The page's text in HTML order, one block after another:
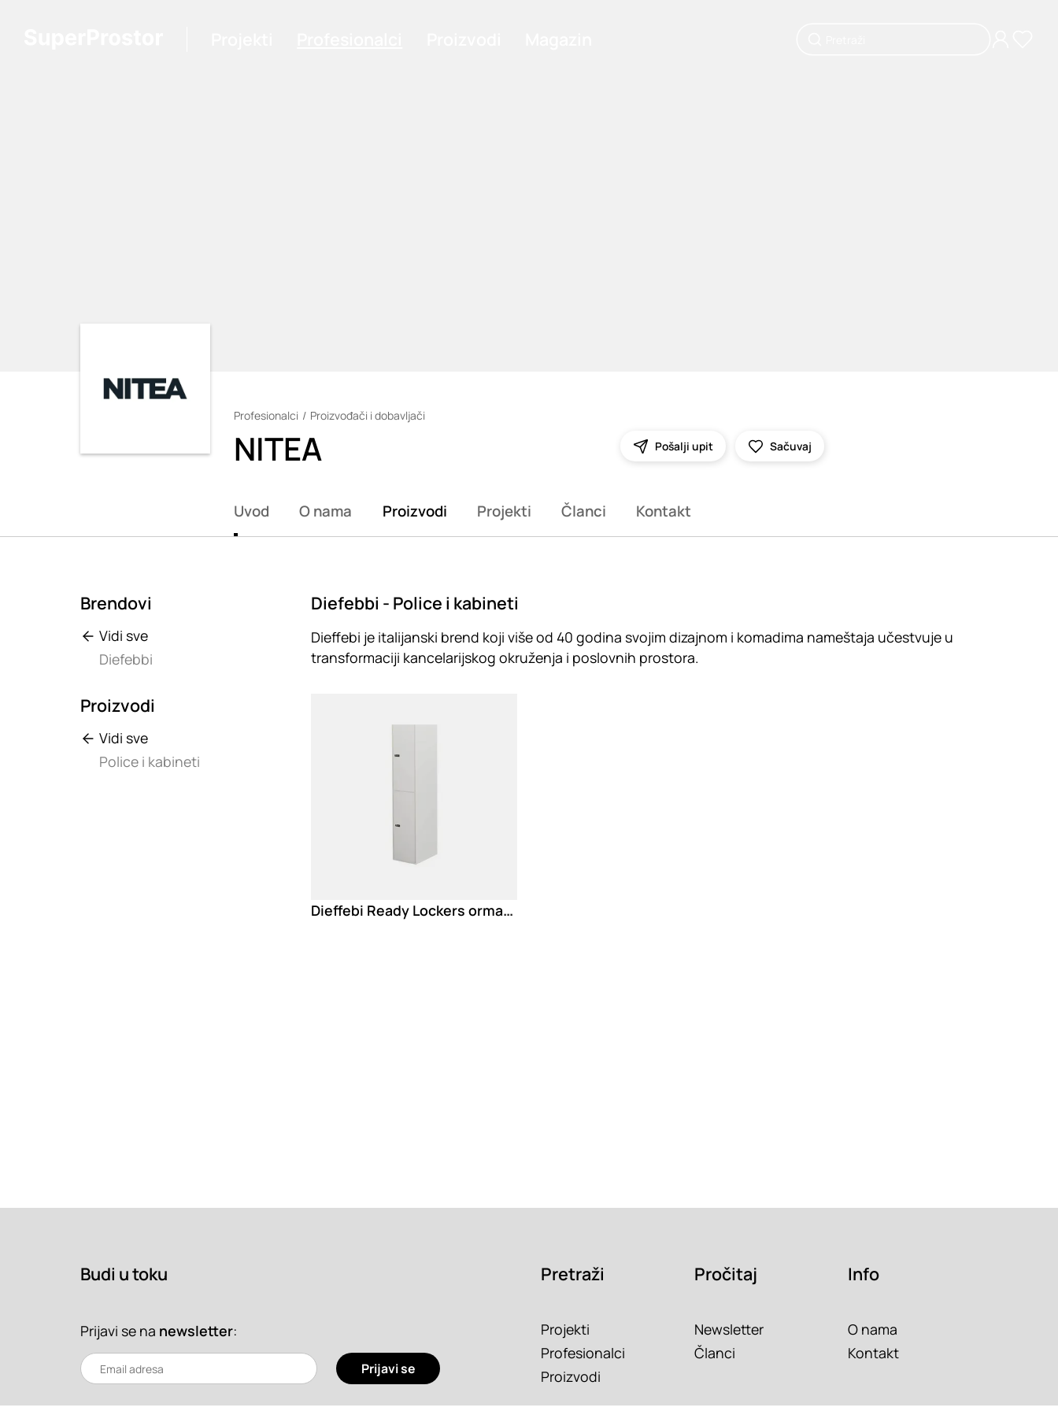
Profesionalci Proizvođači i dobavljači
NITEA Pošalji upit Sačuvaj
Uvod O nama Proizvodi Projekti Članci Kontakt
Brendovi
Vidi sve
Diefebbi
Proizvodi
Vidi sve
Police i kabineti
Diefebbi - Police i kabineti
Dieffebi je italijanski brend koji više od 40 godina svojim dizajnom i komadima nameštaja učestvuje u
transformaciji kancelarijskog okruženja i poslovnih prostora.
Dieffebi Ready Lockers ormarići
Budi u toku
Prijavi se na newsletter:
Prijavi se
Pretraži
Projekti
Profesionalci
Proizvodi
Pročitaj
Newsletter
Članci
Info
O nama
Kontakt